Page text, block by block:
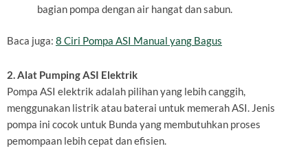
bagian pompa dengan air hangat dan sabun.
Baca juga: 8 Ciri Pompa ASI Manual yang Bagus
2. Alat Pumping ASI Elektrik
Pompa ASI elektrik adalah pilihan yang lebih canggih,
menggunakan listrik atau baterai untuk memerah ASI. Jenis
pompa ini cocok untuk Bunda yang membutuhkan proses
pemompaan lebih cepat dan efisien.